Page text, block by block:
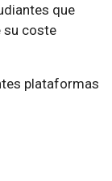
que
su coste
plataformas